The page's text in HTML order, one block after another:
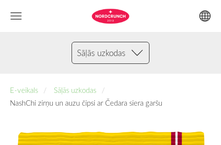
Sāļās uzkodas
E-veikals
Sāļās uzkodas
NashChi zirņu un auzu čipsi ar Čedara siera garšu